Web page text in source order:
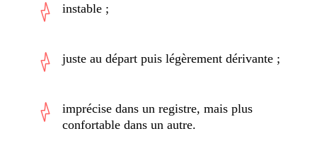
instable ;
juste au départ puis légèrement dérivante ;
imprécise dans un registre, mais plus
confortable dans un autre.